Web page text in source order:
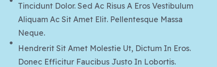
Tincidunt Dolor. Sed Ac Risus A Eros Vestibulum
Aliquam Ac Sit Amet Elit. Pellentesque Massa
Neque.
Hendrerit Sit Amet Molestie Ut, Dictum In Eros.
Donec Efficitur Faucibus Justo In Lobortis.